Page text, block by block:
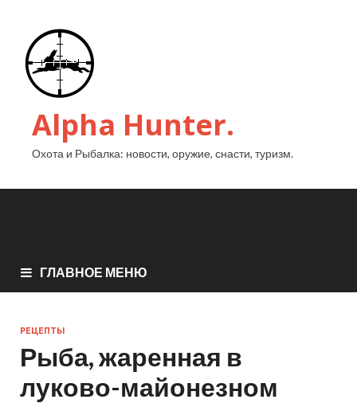
Alpha Hunter.
Охота и Рыбалка: новости, оружие, снасти, туризм.
ГЛАВНОЕ МЕНЮ
РЕЦЕПТЫ
Рыба, жаренная в
луково-майонезном